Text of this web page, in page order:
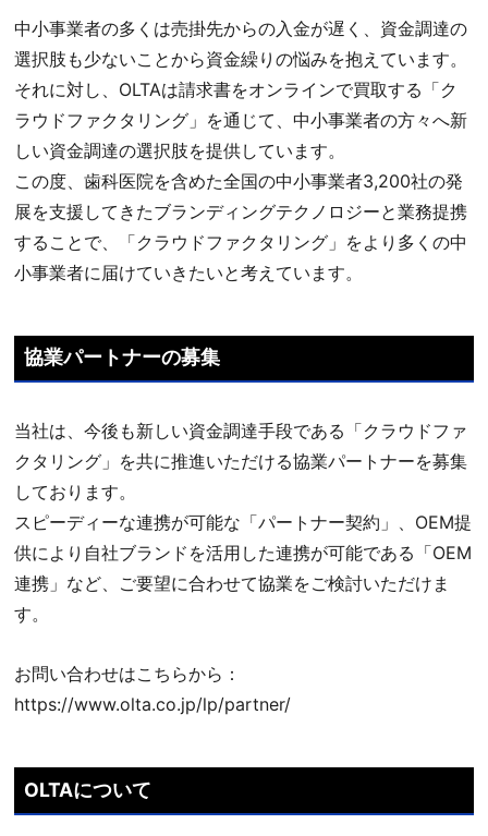
中小事業者の多くは売掛先からの入金が遅く、資金調達の
選択肢も少ないことから資金繰りの悩みを抱えています。
それに対し、OLTAは請求書をオンラインで買取する「ク
ラウドファクタリング」を通じて、中小事業者の方々へ新
しい資金調達の選択肢を提供しています。
この度、歯科医院を含めた全国の中小事業者3,200社の発
展を支援してきたブランディングテクノロジーと業務提携
することで、「クラウドファクタリング」をより多くの中
小事業者に届けていきたいと考えています。
協業パートナーの募集
当社は、今後も新しい資金調達手段である「クラウドファ
クタリング」を共に推進いただける協業パートナーを募集
しております。
スピーディーな連携が可能な「パートナー契約」、OEM提
供により自社ブランドを活用した連携が可能である「OEM
連携」など、ご要望に合わせて協業をご検討いただけま
す。
お問い合わせはこちらから：
https://www.olta.co.jp/lp/partner/
OLTAについて